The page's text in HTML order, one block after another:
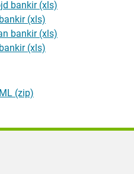
bankir (xls)
(xls)
bankir (xls)
(xls)
(zip)